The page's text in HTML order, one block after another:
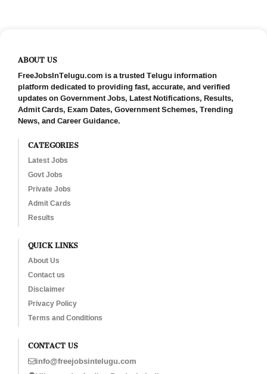
ABOUT US
FreeJobsInTelugu.com is a trusted Telugu information
platform dedicated to providing fast, accurate, and verified
updates on Government Jobs, Latest Notifications, Results,
Admit Cards, Exam Dates, Government Schemes, Trending
News, and Career Guidance.
CATEGORIES
Latest Jobs
Govt Jobs
Private Jobs
Admit Cards
Results
QUICK LINKS
About Us
Contact us
Disclaimer
Privacy Policy
Terms and Conditions
CONTACT US
info@freejobsintelugu.com